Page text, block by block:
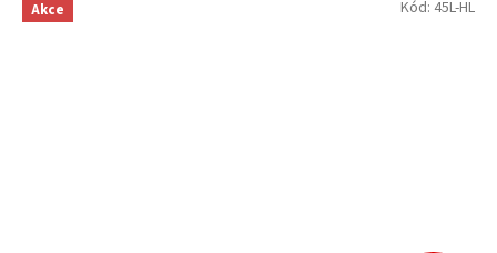
5Akce Kód: 45L-HL